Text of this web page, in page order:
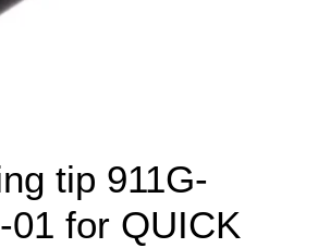
tip 911G-
01 for QUICK